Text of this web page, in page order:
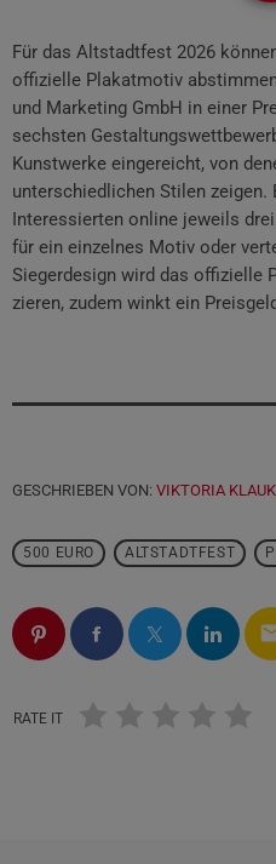
Für das Altstadtfest 2026
offizielle Plakatmotiv
und Marketing GmbH in einer
sechsten
Kunstwerke eingereicht, von
unterschiedlichen Stilen zeigen.
Interessierten online jeweils
für ein einzelnes Motiv oder
Siegerdesign wird das offizielle
zieren, zudem winkt ein
GESCHRIEBEN VON: VIKTORIA KLAUK
500 EURO ALTSTADTFEST
RATE IT